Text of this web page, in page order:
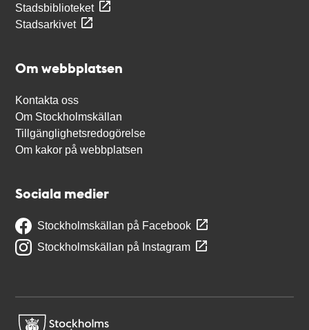
Stadsbiblioteket
Stadsarkivet
Om webbplatsen
Kontakta oss
Om Stockholmskällan
Tillgänglighetsredogörelse
Om kakor på webbplatsen
Sociala medier
Stockholmskällan på Facebook
Stockholmskällan på Instagram